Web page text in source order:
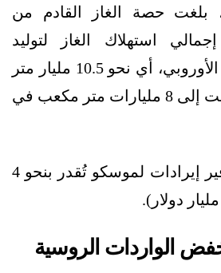
بلغت حصة الغاز القادم من
من إجمالي استهلاك الغاز لتوليد
الكهرباء في الاتحاد الأوروبي، أي نحو 10.5 مليار متر
مكعب، بعدما تراجعت إلى 8 مليارات متر مكعب في
وساعد ذلك في توفير إيرادات لموسكو تُقدر بنحو 4
الواردات الروسية